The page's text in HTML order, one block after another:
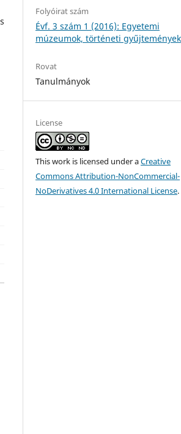
Folyóirat szám
Évf. 3 szám 1 (2016): Egyetemi
múzeumok, történeti gyűjtemények
Rovat
Tanulmányok
License
This work is licensed under aCreative
Commons Attribution-NonCommercial-
NoDerivatives 4.0 International License.